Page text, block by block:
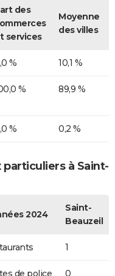
des
services
Moyenne
des villes
% 10,1 %
% 89,9 %
% 0,2 %
à Saint-
2024
Saint-
Beauzeil
1
de police 0